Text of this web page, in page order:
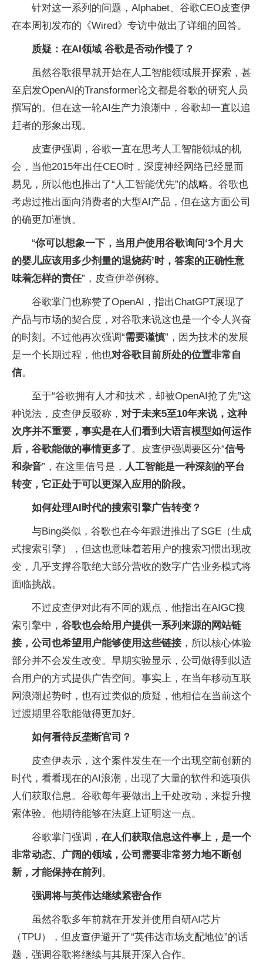
针对这一系列的问题，Alphabet、谷歌CEO皮查伊
在本周初发布的《Wired》专访中做出了详细的回答。
质疑：在AI领域 谷歌是否动作慢了？
虽然谷歌很早就开始在人工智能领域展开探索，甚
至启发OpenAI的Transformer论文都是谷歌的研究人员
撰写的。但在这一轮AI生产力浪潮中，谷歌却一直以追
赶者的形象出现。
皮查伊强调，谷歌一直在思考人工智能领域的机
会，当他2015年出任CEO时，深度神经网络已经显而
易见，所以他也推出了“人工智能优先”的战略。谷歌也
考虑过推出面向消费者的大型AI产品，但在这方面公司
的确更加谨慎。
“你可以想象一下，当用户使用谷歌询问‘3个月大
的婴儿应该用多少剂量的退烧药’时，答案的正确性意
味着怎样的责任”，皮查伊举例称。
谷歌掌门也称赞了OpenAI，指出ChatGPT展现了
产品与市场的契合度，对谷歌来说这也是一个令人兴奋
的时刻。不过他再次强调“需要谨慎”，因为技术的发展
是一个长期过程，他也对谷歌目前所处的位置非常自
信。
至于“谷歌拥有人才和技术，却被OpenAI抢了先”这
种说法，皮查伊反驳称， 对于未来5至10年来说，这种
次序并不重要，事实是在人们看到大语言模型如何运作
后，谷歌能做的事情更多了 。皮查伊强调要区分“信号
和杂音”，在这里信号是， 人工智能是一种深刻的平台
转变，它正处于可以更深入应用的阶段。
如何处理AI时代的搜索引擎广告转变？
与Bing类似，谷歌也在今年跟进推出了SGE（生成
式搜索引擎），但这也意味着若用户的搜索习惯出现改
变，几乎支撑谷歌绝大部分营收的数字广告业务模式将
面临挑战。
不过皮查伊对此有不同的观点，他指出在AIGC搜
索引擎中， 谷歌也会给用户提供一系列来源的网站链
接，公司也希望用户能够使用这些链接 ，所以核心体验
部分并不会发生改变。早期实验显示，公司做得到以适
合用户的方式提供广告空间。事实上，在当年移动互联
网浪潮起势时，也有过类似的质疑，他相信在当前这个
过渡期里谷歌能做得更加好。
如何看待反垄断官司？
皮查伊表示，这个案件发生在一个出现空前创新的
时代，看看现在的AI浪潮，出现了大量的软件和选项供
人们获取信息。谷歌每年要做出上千处改动，来提升搜
索体验。他期待能够在法庭上证明这一点。
谷歌掌门强调， 在人们获取信息这件事上，是一个
非常动态、广阔的领域，公司需要非常努力地不断创
新，才能保持在前列 。
强调将与英伟达继续紧密合作
虽然谷歌多年前就在开发并使用自研AI芯片
（TPU），但皮查伊避开了“英伟达市场支配地位”的话
题，强调谷歌将继续与其展开深入合作。